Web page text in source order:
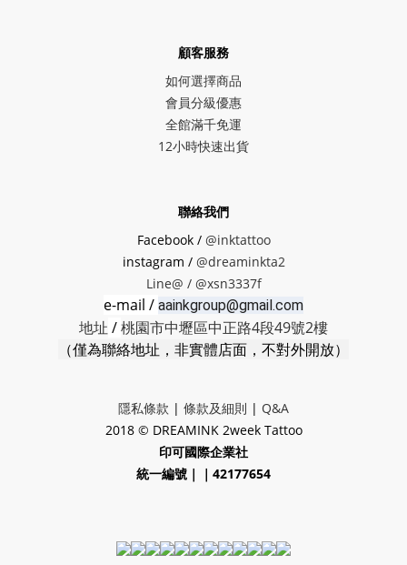
顧客服務
如何選擇商品
會員分級優惠
全館滿千免運
12小時快速出貨
聯絡我們
Facebook / @inktattoo
instagram / @dreaminkta2
Line@ / @xsn3337f
e-mail / aainkgroup@gmail.com
地址 /桃園市中壢區中正路4段49號2樓
（僅為聯絡地址，非實體店面，不對外開放）
隱私條款 | 條款及細則 | Q&A
2018 © DREAMINK 2week Tattoo
印可國際企業社
統一編號｜｜42177654